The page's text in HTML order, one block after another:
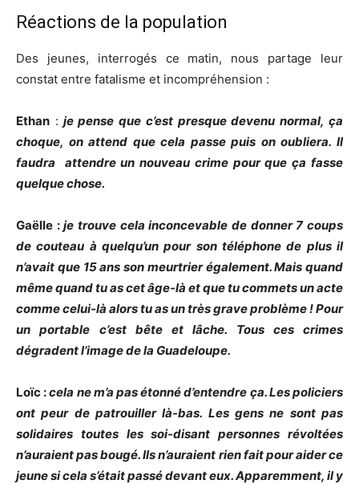
Réactions de la population
Des jeunes, interrogés ce matin, nous partage leur
constat entre fatalisme et incompréhension :
Ethan : je pense que c’est presque devenu normal, ça
choque, on attend que cela passe puis on oubliera. Il
faudra attendre un nouveau crime pour que ça fasse
quelque chose.
Gaëlle :je trouve cela inconcevable de donner 7 coups
de couteau à quelqu’un pour son téléphone de plus il
n’avait que 15 ans son meurtrier également. Mais quand
même quand tu as cet âge-là et que tu commets un acte
comme celui-là alors tu as un très grave problème ! Pour
un portable c’est bête et lâche. Tous ces crimes
dégradent l’image de la Guadeloupe.
Loïc :cela ne m’a pas étonné d’entendre ça. Les policiers
ont peur de patrouiller là-bas. Les gens ne sont pas
solidaires toutes les soi-disant personnes révoltées
n’auraient pas bougé. Ils n’auraient rien fait pour aider ce
jeune si cela s’était passé devant eux. Apparemment, il y